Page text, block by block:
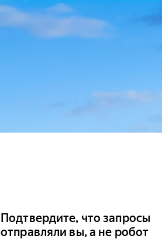
Подтвердите, что запросы
отправляли вы, а не робот